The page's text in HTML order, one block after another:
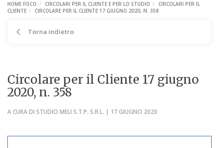
HOME FISCO CIRCOLARI PER IL CLIENTE E PER LO STUDIO
CIRCOLARI PER IL
CLIENTE
CIRCOLARE PER IL CLIENTE 17 GIUGNO 2020, N. 358
Torna indietro
Circolare per il Cliente 17 giugno
2020, n. 358
A CURA DI STUDIO MELI S.T.P. S.R.L. | 17 GIUGNO 2020